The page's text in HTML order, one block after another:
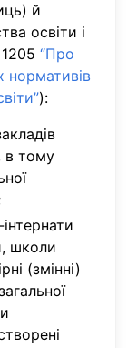
й
освіти і
“Про
нормативів
):
в тому
школи
(змінні)